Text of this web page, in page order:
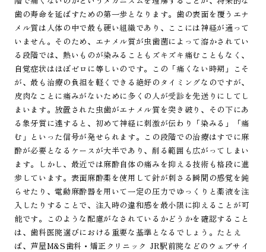
歯の寿命を延ばすための第一歩となります。歯の表面を覆うエナ
メル質は人体の中で最も硬い組織であり、ここには神経が通って
いません。そのため、エナメル質が虫歯菌によって溶かされてい
る段階では、熱いものが染みることもズキズキ痛むこともなく、
自覚症状はほぼゼロに等しいのです。この「痛くない時期」こそ
が、最も治療の負担を軽くできる絶好のタイミングなのですが、
皮肉なことに痛みがないために多くの人が受診を先送りにしてし
まいます。放置された虫歯がエナメル質を突き破り、その下にあ
る象牙質に達すると、初めて神経に刺激が伝わり「染みる」「痛
む」といった信号が発せられます。この段階での治療はすでに麻
酔が必要となるケースが大半であり、削る範囲も広がってしまい
ます。しかし、最近では麻酔自体の痛みを抑える技術も格段に進
歩しています。表面麻酔薬を使用して針が刺さる瞬間の感覚を鈍
らせたり、電動麻酔器を用いて一定の圧力でゆっくりと薬液を注
入したりすることで、注入時の違和感を最小限に抑えることが可
能です。このような配慮がなされているかどうかを確認すること
は、歯科医院選びにおける重要な基準となるでしょう。たとえ
ば、芦屋M&S歯科・矯正クリニック JR駅前院などのウェブサイ